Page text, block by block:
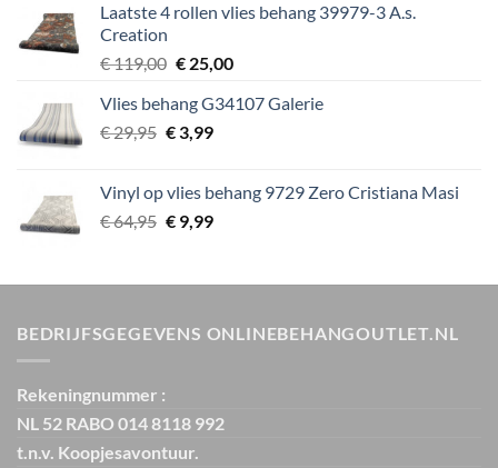
€ 39,95.€ 5,99.
Laatste 4 rollen vlies behang 39979-3 A.s.
Creation
€119,00 Oorspronkelijke
was:
€ 119,00.
€25,00Huidige
is:
Vlies behang G34107 Galerie
€29,95 Oorspronkelijke
€ 29,95.
€3,99Huidige
€ 3,99.
Vinyl op vlies behang 9729 Zero Cristiana Masi
€64,95 Oorspronkelijke
€ 64,95.
€9,99Huidige
€ 9,99.
BEDRIJFSGEGEVENS ONLINEBEHANGOUTLET.NL
Rekeningnummer :
NL 52 RABO 014 8118 992
t.n.v. Koopjesavontuur.